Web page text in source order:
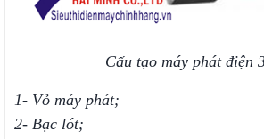
Cấu tạo máy phát điện
1- Vỏ máy phát;
2- Bạc lót;